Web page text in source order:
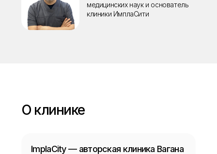
медицинских наук и основатель
клиники ИмплаСити
О клинике
ImplaCity — авторская клиника Вагана